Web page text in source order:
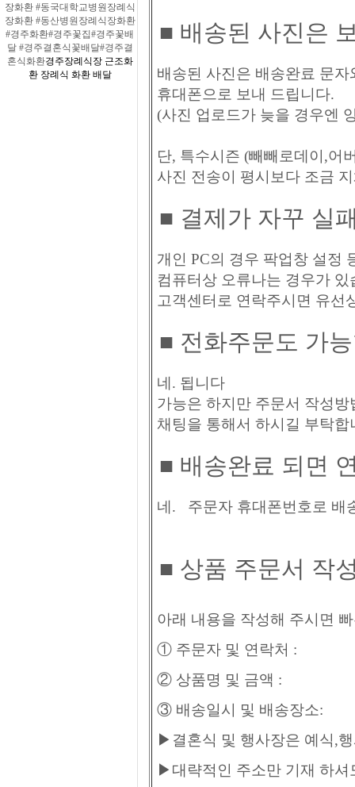
장화환 #동국대학교병원장례식
장화환 #동산병원장례식장화환
#경주화환#경주꽃집#경주꽃배
달 #경주결혼식꽃배달#경주결
혼식화환경주장례식장 근조화
환 장례식 화환 배달
■ 배송된 사진은
배송된 사진은 배송완료 문
휴대폰으로 보내 드립니다.
(사진 업로드가 늦을 경우엔
단, 특수시즌 (빼빼로데이,어
사진 전송이 평시보다 조금
■ 결제가 자꾸 실
개인 PC의 경우 팍업창 설정
컴퓨터상 오류나는 경우가 있
고객센터로 연락주시면 유선
■ 전화주문도 가
네. 됩니다
가능은 하지만 주문서 작성
채팅을 통해서 하시길 부탁합
■ 배송완료 되면
네. 주문자 휴대폰번호로 배
■ 상품 주문서 작
아래 내용을 작성해 주시면
① 주문자 및 연락처 :
② 상품명 및 금액 :
③ 배송일시 및 배송장소:
▶결혼식 및 행사장은 예식,
▶대략적인 주소만 기재 하셔